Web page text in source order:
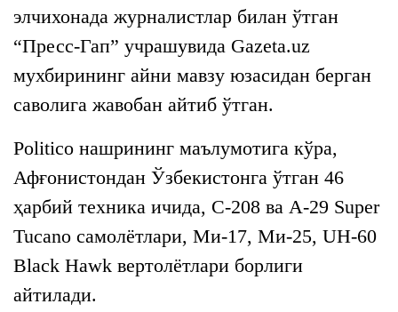
элчихонада журналистлар билан ўтган
“Пресс-Гап” учрашувида Gazeta.uz
мухбирининг айни мавзу юзасидан берган
саволига жавобан айтиб ўтган.
Politico нашрининг маълумотига кўра,
Афғонистондан Ўзбекистонга ўтган 46
ҳарбий техника ичида, C-208 ва A-29 Super
Tucano самолётлари, Ми-17, Ми-25, UH-60
Black Hawk вертолётлари борлиги
айтилади.